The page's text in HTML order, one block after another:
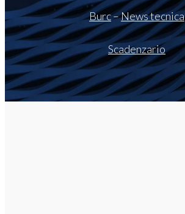
Burc–News tecnica
Scadenzario